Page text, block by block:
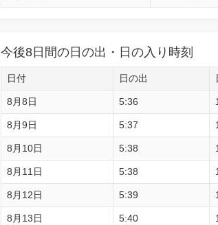
今後8日間の日の出・日の入り時刻
日付 日の出
8月8日 5:36
8月9日 5:37
8月10日 5:38
8月11日 5:38
8月12日 5:39
8月13日 5:40